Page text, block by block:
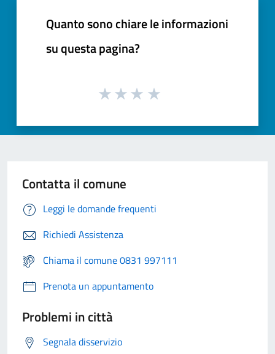
Quanto sono chiare le informazioni
su questa pagina?
Contatta il comune
Leggi le domande frequenti
Richiedi Assistenza
Chiama il comune 0831 997111
Prenota un appuntamento
Problemi in città
Segnala disservizio